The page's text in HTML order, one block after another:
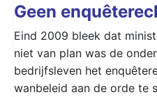
Geen
Eind 2009 bleek dat
niet van plan was de
bedrijfsleven het
wanbeleid aan de orde te